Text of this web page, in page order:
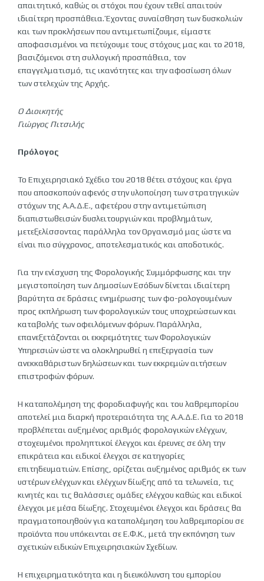
απαιτητικό, καθώς οι στόχοι που έχουν τεθεί απαιτούν
ιδιαίτερη προσπάθεια. Έχοντας συναίσθηση των δυσκολιών
και των προκλήσεων που αντιμετωπίζουμε, είμαστε
αποφασισμένοι να πετύχουμε τους στόχους μας και το 2018,
βασιζόμενοι στη συλλογική προσπάθεια, τον
επαγγελματισμό, τις ικανότητες και την αφοσίωση όλων
των στελεχών της Αρχής.
Ο Διοικητής
Γιώργος Πιτσιλής
Πρόλογος
Το Επιχειρησιακό Σχέδιο του 2018 θέτει στόχους και έργα
που αποσκοπούν αφενός στην υλοποίηση των στρατηγικών
στόχων της Α.Α.Δ.Ε., αφετέρου στην αντιμετώπιση
διαπιστωθεισών δυσλειτουργιών και προβλημάτων,
μετεξελίσσοντας παράλληλα τον Οργανισμό μας ώστε να
είναι πιο σύγχρονος, αποτελεσματικός και αποδοτικός.
Για την ενίσχυση της Φορολογικής Συμμόρφωσης και την
μεγιστοποίηση των Δημοσίων Εσόδων δίνεται ιδιαίτερη
βαρύτητα σε δράσεις ενημέρωσης των φο-ρολογουμένων
προς εκπλήρωση των φορολογικών τους υποχρεώσεων και
καταβολής των οφειλόμενων φόρων. Παράλληλα,
επανεξετάζονται οι εκκρεμότητες των Φορολογικών
Υπηρεσιών ώστε να ολοκληρωθεί η επεξεργασία των
ανεκκαθάριστων δηλώσεων και των εκκρεμών αιτήσεων
επιστροφών φόρων.
Η καταπολέμηση της φοροδιαφυγής και του λαθρεμπορίου
αποτελεί μια διαρκή προτεραιότητα της Α.Α.Δ.Ε. Για το 2018
προβλέπεται αυξημένος αριθμός φορολογικών ελέγχων,
στοχευμένοι προληπτικοί έλεγχοι και έρευνες σε όλη την
επικράτεια και ειδικοί έλεγχοι σε κατηγορίες
επιτηδευματιών. Επίσης, ορίζεται αυξημένος αριθμός εκ των
υστέρων ελέγχων και ελέγχων δίωξης από τα τελωνεία, τις
κινητές και τις θαλάσσιες ομάδες ελέγχου καθώς και ειδικοί
έλεγχοι με μέσα δίωξης. Στοχευμένοι έλεγχοι και δράσεις θα
πραγματοποιηθούν για καταπολέμηση του λαθρεμπορίου σε
προϊόντα που υπόκεινται σε Ε.Φ.Κ., μετά την εκπόνηση των
σχετικών ειδικών Επιχειρησιακών Σχεδίων.
Η επιχειρηματικότητα και η διευκόλυνση του εμπορίου